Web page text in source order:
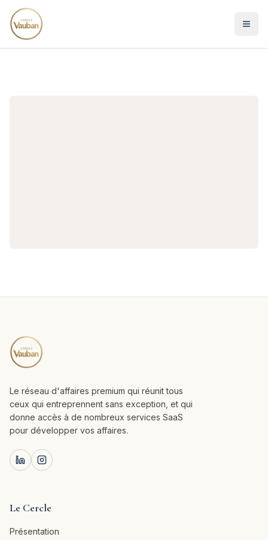
Le réseau d'affaires premium qui réunit tous
ceux qui entreprennent sans exception, et qui
donne accès à de nombreux services SaaS
pour développer vos affaires.
Le Cercle
Présentation